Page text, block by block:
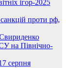
ігор-2025
проти рф,
на Північно-
серпня